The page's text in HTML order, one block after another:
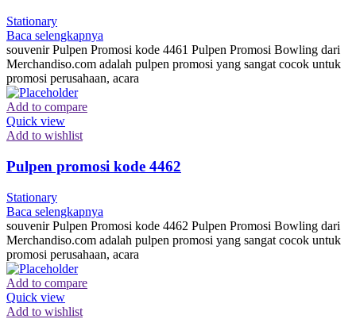
Stationary
Baca selengkapnya
souvenir Pulpen Promosi kode 4461 Pulpen Promosi Bowling dari
Merchandiso.com adalah pulpen promosi yang sangat cocok untuk
promosi perusahaan, acara
Add to compare
Quick view
Add to wishlist
Pulpen promosi kode 4462
Stationary
Baca selengkapnya
souvenir Pulpen Promosi kode 4462 Pulpen Promosi Bowling dari
Merchandiso.com adalah pulpen promosi yang sangat cocok untuk
promosi perusahaan, acara
Add to compare
Quick view
Add to wishlist